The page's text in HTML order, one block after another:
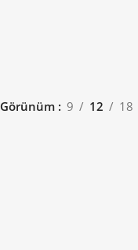
Görünüm 9 12 18